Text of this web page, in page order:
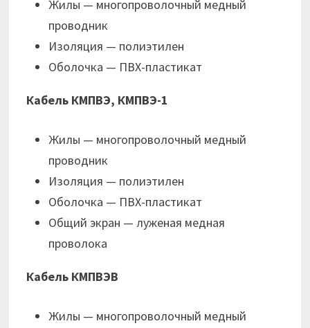
Жилы — многопроволочный медный
проводник
Изоляция — полиэтилен
Оболочка — ПВХ-пластикат
Кабель КМПВЭ, КМПВЭ-1
Жилы — многопроволочный медный
проводник
Изоляция — полиэтилен
Оболочка — ПВХ-пластикат
Общий экран — луженая медная
проволока
Кабель КМПВЭВ
Жилы — многопроволочный медный